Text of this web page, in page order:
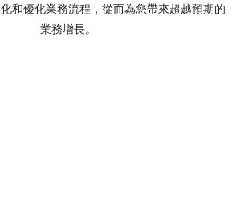
和優化業務流程，從而為您帶來超越預期的
業務增長。